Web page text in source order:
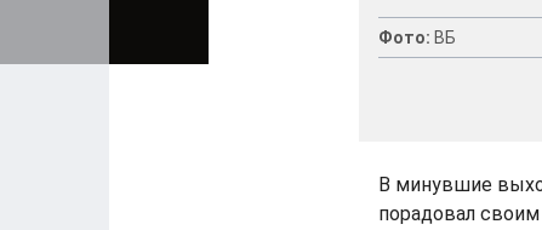
Фото: ВБ
В минувшие
порадовал